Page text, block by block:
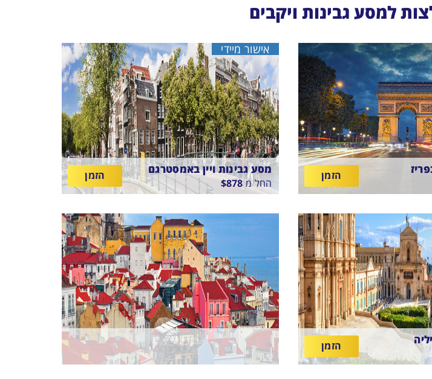
למסע גבינות ויקבים
הזמן
בוקר
מסע גבינות ויין באמסטרגם
החל מ $878
הזמן
בין
התאריכים,
11/8/26
-
15/8/26 לינה בלבד
אישור מיידי
הזמן